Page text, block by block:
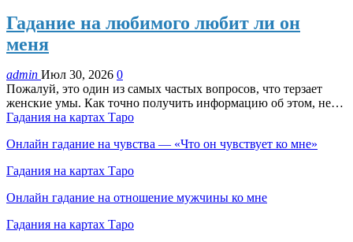
Гадание на любимого любит ли он
меня
admin Июл 30, 2026 0
Пожалуй, это один из самых частых вопросов, что терзает
женские умы. Как точно получить информацию об этом, не…
Гадания на картах Таро
Онлайн гадание на чувства — «Что он чувствует ко мне»
Гадания на картах Таро
Онлайн гадание на отношение мужчины ко мне
Гадания на картах Таро